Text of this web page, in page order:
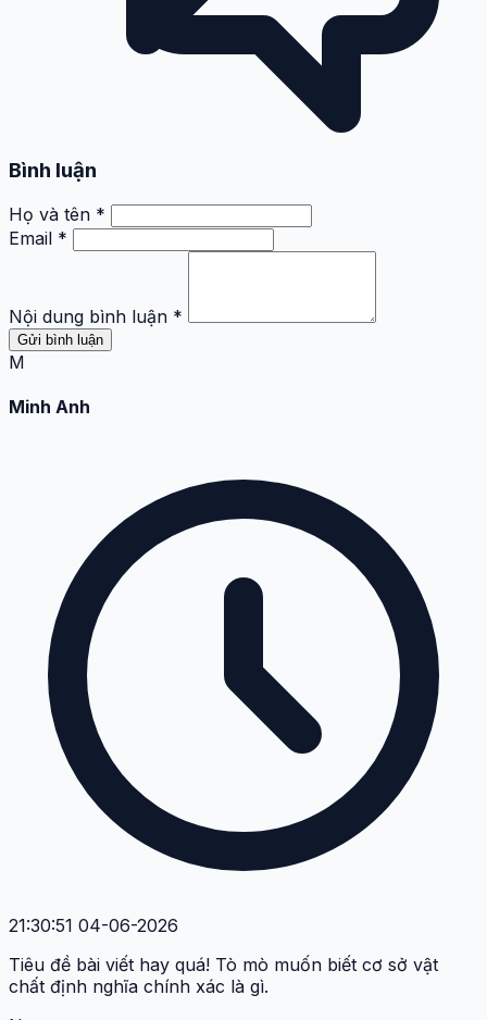
Bình luận
Họ và tên *
Email *
Nội dung bình luận *
Gửi bình luận
M
Minh Anh
21:30:51 04-06-2026
Tiêu đề bài viết hay quá! Tò mò muốn biết cơ sở vật
chất định nghĩa chính xác là gì.